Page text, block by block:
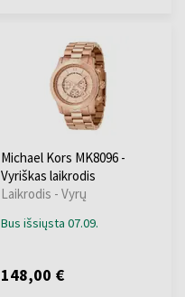
Michael Kors MK8096 -
Vyriškas laikrodis
Laikrodis - Vyrų
Bus išsiųsta 07.09.
148,00 €